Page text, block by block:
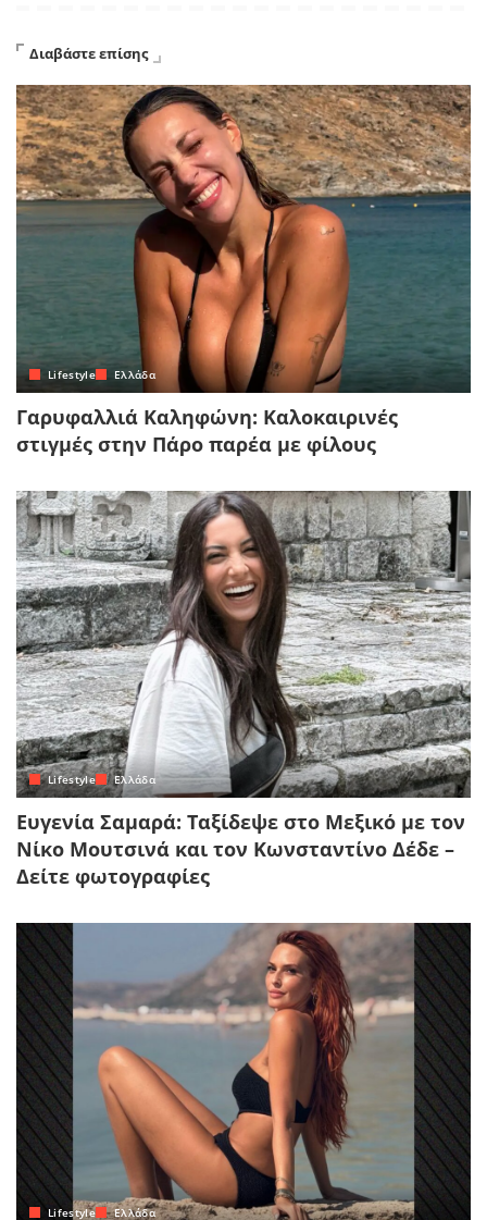
Διαβάστε επίσης
Lifestyle Ελλάδα
Γαρυφαλλιά Καληφώνη: Καλοκαιρινές
στιγμές στην Πάρο παρέα με φίλους
Lifestyle Ελλάδα
Ευγενία Σαμαρά: Ταξίδεψε στο Μεξικό με τον
Νίκο Μουτσινά και τον Κωνσταντίνο Δέδε –
Δείτε φωτογραφίες
Lifestyle Ελλάδα